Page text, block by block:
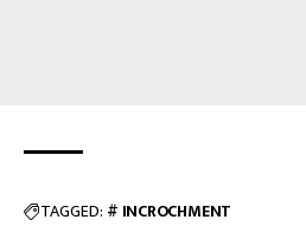
TAGGED: # INCROCHMENT